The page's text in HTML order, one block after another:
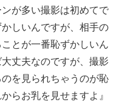
が多い撮影は初めてで
しいんですが、相手の
とが一番恥ずかしいん
丈夫なのですが、撮影
を見られちゃうのが恥
らお乳を見せますよ』